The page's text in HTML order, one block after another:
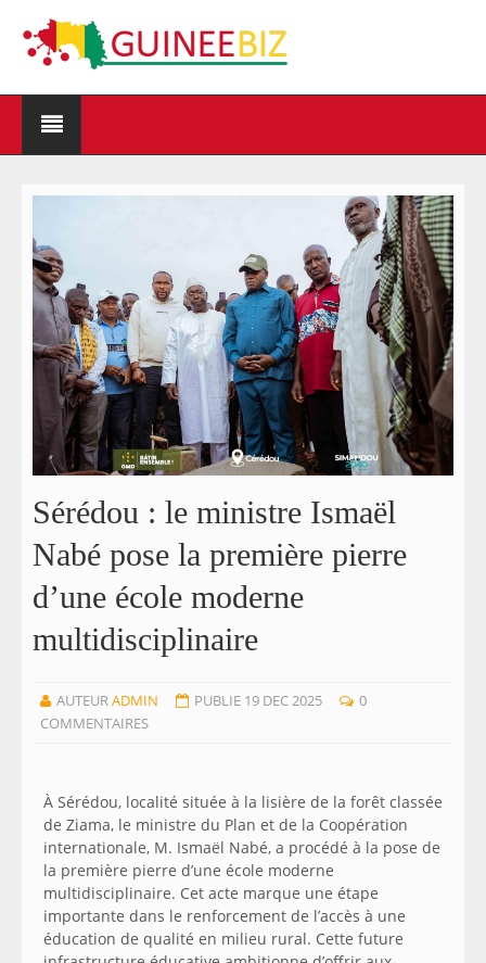
Sérédou : le ministre Ismaël
Nabé pose la première pierre
d’une école moderne
multidisciplinaire
AUTEURADMIN PUBLIE 19 DEC 2025
0
COMMENTAIRES
À Sérédou, localité située à la lisière de la forêt classée
de Ziama, le ministre du Plan et de la Coopération
internationale, M. Ismaël Nabé, a procédé à la pose de
la première pierre d’une école moderne
multidisciplinaire. Cet acte marque une étape
importante dans le renforcement de l’accès à une
éducation de qualité en milieu rural. Cette future